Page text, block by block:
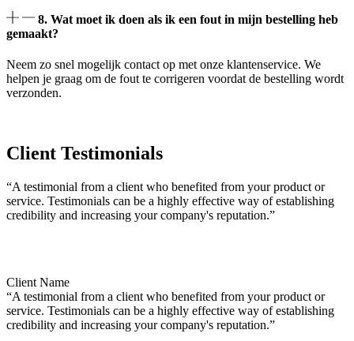
8. Wat moet ik doen als ik een fout in mijn bestelling heb
gemaakt?
Neem zo snel mogelijk contact op met onze klantenservice. We
helpen je graag om de fout te corrigeren voordat de bestelling wordt
verzonden.
Client Testimonials
“A testimonial from a client who benefited from your product or
service. Testimonials can be a highly effective way of establishing
credibility and increasing your company's reputation.”
Client Name
“A testimonial from a client who benefited from your product or
service. Testimonials can be a highly effective way of establishing
credibility and increasing your company's reputation.”